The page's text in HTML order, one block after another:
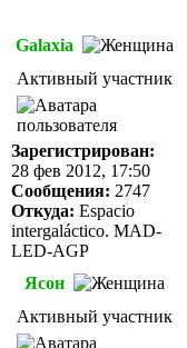
Galaxia
Активный участник
Зарегистрирован:
28 фев 2012, 17:50
Сообщения: 2747
Откуда: Espacio
intergaláctico. MAD-
LED-AGP
Ясон
Активный участник